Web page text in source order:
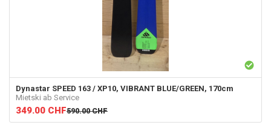
Dynastar SPEED 163 / XP10, VIBRANT BLUE/GREEN, 170cm
Mietski ab Service
349.00 CHF590.00 CHF